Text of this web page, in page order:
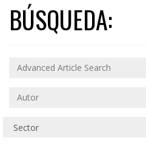
BÚSQUEDA: